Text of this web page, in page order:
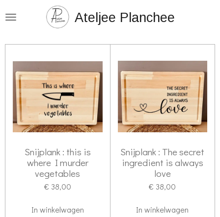
Ateljee Planchee
Snijplank : this is
where I murder
vegetables
€ 38,00
In winkelwagen
Snijplank : The secret
ingredient is always
love
€ 38,00
In winkelwagen